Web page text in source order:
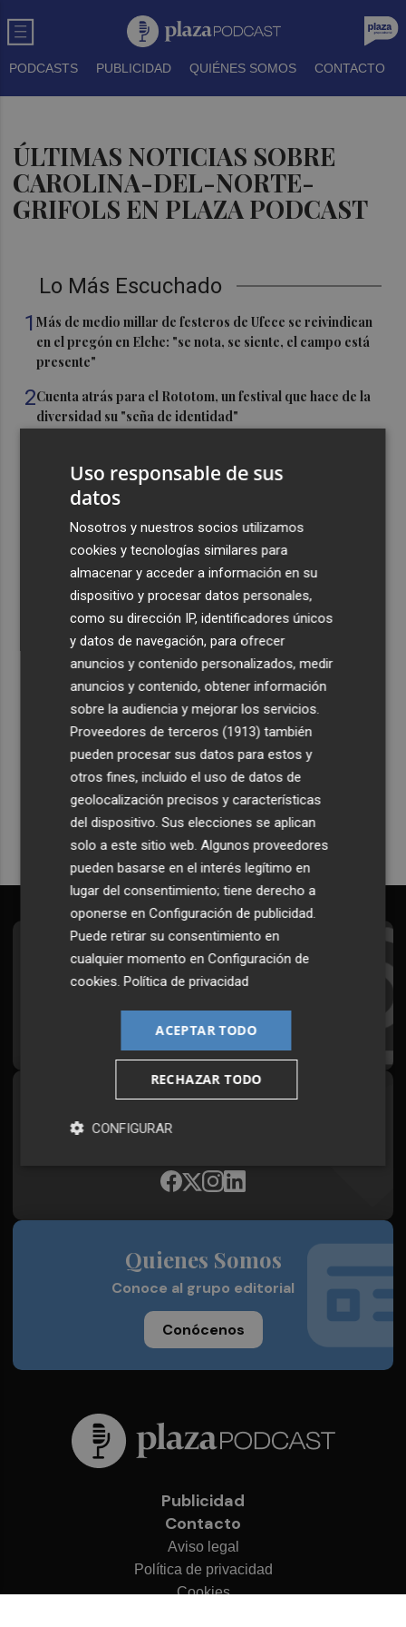
PODCASTS PUBLICIDAD QUIÉNES SOMOS CONTACTO
ÚLTIMAS NOTICIAS SOBRE
CAROLINA-DEL-NORTE-
GRIFOLS EN PLAZA PODCAST
Lo Más Escuchado
1Más de medio millar de festeros de Ufece se reivindican
en el pregón en Elche: "se nota, se siente, el campo está
presente"
2Cuenta atrás para el Rototom, un festival que hace de la
diversidad su "seña de identidad"
de calidad por su atención orientada a las personas
mayores
Cartagena avanza con la modernización de los
Bomberos e impulsa una Ordenanza de Incendios
El Tesoro cierra el martes las subastas de agosto con
una emisión de letras a tres y nueve meses
Recibe toda la actualidad de
Plaza Podcast en tu correo
Quiero suscribirme
Suscríbete al Boletín
Todos los días a primera hora en tu email
¡Quiero suscribirme!
Síguenos en redes
Plaza Podcast, desde cualquier medio
Quienes Somos
Conoce al grupo editorial
Conócenos
Publicidad
Contacto
Aviso legal
Política de privacidad
Cookies
Uso responsable de sus
datos
Nosotros y nuestros socios utilizamos
cookies y tecnologías similares para
almacenar y acceder a información en su
dispositivo y procesar datos personales,
como su dirección IP, identificadores únicos
y datos de navegación, para ofrecer
anuncios y contenido personalizados, medir
anuncios y contenido, obtener información
sobre la audiencia y mejorar los servicios.
Proveedores de terceros (1913) también
pueden procesar sus datos para estos y
otros fines, incluido el uso de datos de
geolocalización precisos y características
del dispositivo. Sus elecciones se aplican
solo a este sitio web. Algunos proveedores
pueden basarse en el interés legítimo en
lugar del consentimiento; tiene derecho a
oponerse enConfiguración de publicidad.
Puede retirar su consentimiento en
cualquier momento enConfiguración de
cookies.Política de privacidad
ACEPTAR TODO
RECHAZAR TODO
CONFIGURAR